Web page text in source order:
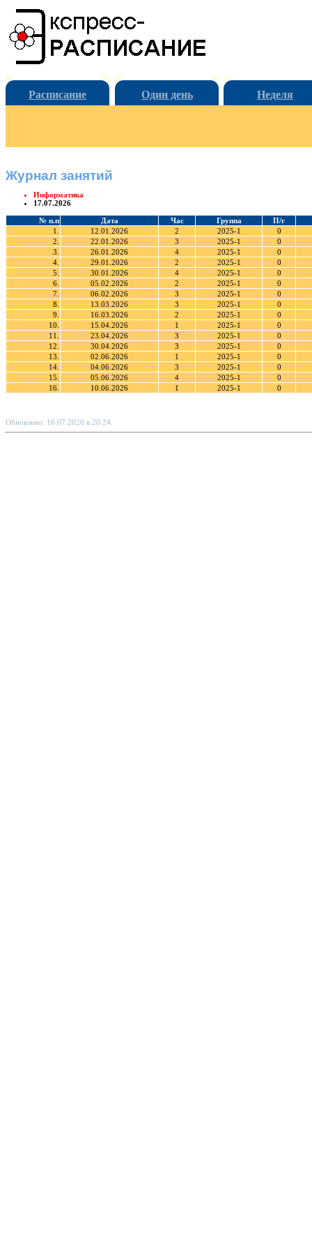
Расписание Один день Неделя
Журнал занятий
Информатика
17.07.2026
№ п.п Дата Час Группа
П/г
1.
12.01.2026 2 2025-1
0
2.
22.01.2026 3 2025-1
0
3.
26.01.2026 4 2025-1
0
4.
29.01.2026 2 2025-1
0
5.
30.01.2026 4 2025-1
0
6.
05.02.2026 2 2025-1
0
7.
06.02.2026 3 2025-1
0
8.
13.03.2026 3 2025-1
0
9.
16.03.2026 2 2025-1
0
10.
15.04.2026 1 2025-1
0
11.
23.04.2026 3 2025-1
0
12.
30.04.2026 3 2025-1
0
13.
02.06.2026 1 2025-1
0
14.
04.06.2026 3 2025-1
0
15.
05.06.2026 4 2025-1
0
16.
10.06.2026 1 2025-1 0
Обновлено: 16.07.2026 в 20:24.